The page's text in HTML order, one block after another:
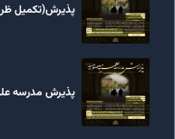
پذیرش(تکمیل
پذیرش مدرسه